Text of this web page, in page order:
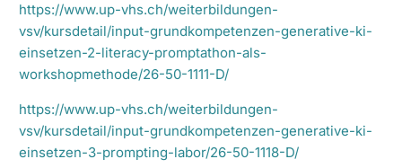
https://www.up-vhs.ch/weiterbildungen-
vsv/kursdetail/input-grundkompetenzen-generative-ki-
einsetzen-2-literacy-promptathon-als-
workshopmethode/26-50-1111-D/
https://www.up-vhs.ch/weiterbildungen-
vsv/kursdetail/input-grundkompetenzen-generative-ki-
einsetzen-3-prompting-labor/26-50-1118-D/